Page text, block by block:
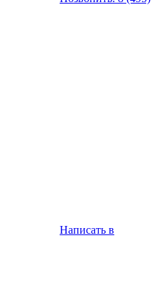
Написать в